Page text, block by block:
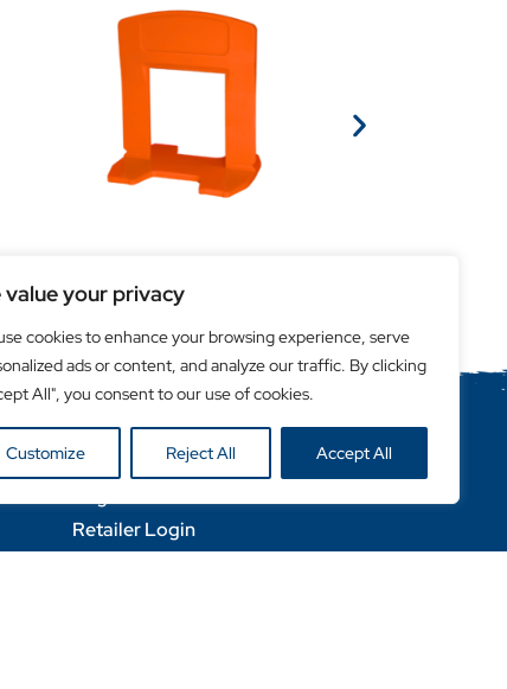
value your privacy
cookies to enhance your browsing experience, serve
ads or content, and analyze our traffic. By clicking
All", you consent to our use of cookies.
Customize Reject All Accept All
Liens utiles
Retailer Login